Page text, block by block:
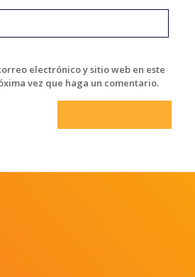
electrónico y sitio web en este
vez que haga un comentario.